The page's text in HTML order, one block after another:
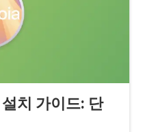
치 가이드: 단